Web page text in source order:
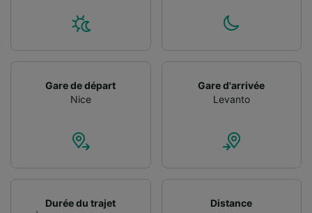
Gare de départ
Nice
Gare d'arrivée
Levanto
Durée du trajet
Distance
finalités suivantes :
l’identification. Stocker et/ou accéder à des
informations sur un appareil. Publicités et
études d’audience et développement de
Liste de nos partenaires (fournisseurs)